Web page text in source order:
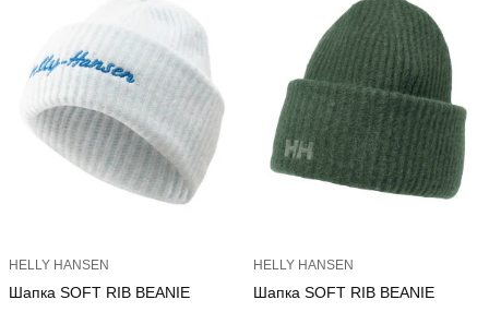
HELLY HANSEN
Шапка SOFT RIB BEANIE
HELLY HANSEN
Шапка SOFT RIB BEANIE